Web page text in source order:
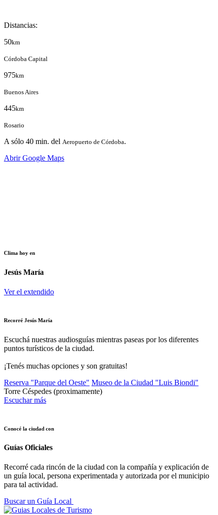
Distancias:
50km
Córdoba Capital
975km
Buenos Aires
445km
Rosario
A sólo 40 min. del Aeropuerto de Córdoba.
Abrir Google Maps
Clima hoy en
Jesús María
Ver el extendido
Recorré Jesús María
Escuchá nuestras audiosguías mientras paseas por los diferentes
puntos turísticos de la ciudad.
¡Tenés muchas opciones y son gratuitas!
Reserva "Parque del Oeste" Museo de la Ciudad "Luis Biondi"
Torre Céspedes (proximamente)
Escuchar más
Conocé la ciudad con
Guías Oficiales
Recorré cada rincón de la ciudad con la compañía y explicación de
un guía local, persona experimentada y autorizada por el municipio
para tal actividad.
Buscar un Guía Local